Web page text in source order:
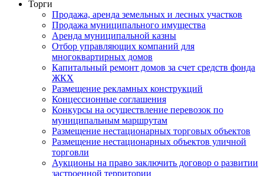
Торги
Продажа, аренда земельных и лесных участков
Продажа муниципального имущества
Аренда муниципальной казны
Отбор управляющих компаний для
многоквартирных домов
Капитальный ремонт домов за счет средств фонда
ЖКХ
Размещение рекламных конструкций
Концессионные соглашения
Конкурсы на осуществление перевозок по
муниципальным маршрутам
Размещение нестационарных торговых объектов
Размещение нестационарных объектов уличной
торговли
Аукционы на право заключить договор о развитии
застроенной территории